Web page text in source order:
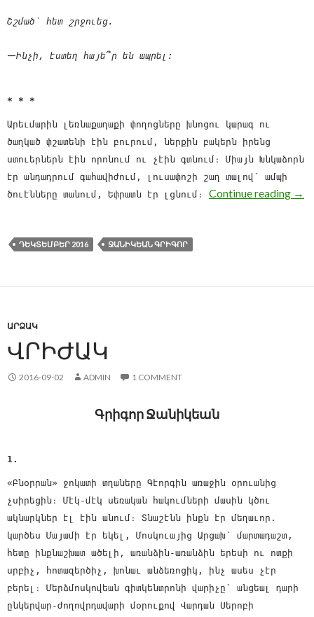
Շշմած՝ հետ շրջուեց.
—Ինչի, էստեղ հայե՞ր են ապրել:
* * *
Արեւմարին լեռնաքաղաքի փողոցները խնոցու կարագ ու
ծաղկած փշատենի էին բուրում, ներքին բակերն իրենց
ստուերներն էին որոնում ու չէին գտնում։ Միայն Խնկաձորն
էր անդադրում գահավիժում, լուսափոշի շաղ տալով՝ ամպի
ծուէնները տանում, Եփրատն էր լցնում։ Continue reading →
ԴԵԿՏԵՄԲԵՐ 2016 ՋԱՆԻԿԵԱՆ ԳՐԻԳՈՐ
ԱՐՁԱԿ
ՎՐԻԺԱԿ
2016-09-02 ADMIN 1 COMMENT
Գրիգոր Ջանիկեան
1.
«Բնօրրան» ջոկատի տղաները Գէորգին առաջին օրուանից
չսիրեցին։ Մէկ-մէկ սեռական հակումների մասին կծու
ակնարկներ էլ էին անում։ Տնաշէնն ինքն էր մեղաւոր.
կարծես Մայամի էր եկել, Մոսկուայից Արցախ՝ մարտադաշտ,
հետը ինքնաշխատ ածելի, առանձին-առանձին երեսի ու ոտքի
սրբիչ, հոտազերծիչ, խոնաւ անձեռոցիկ, ինչ ասես չէր
բերել։ Մերձմոսկովեան գիտկենտրոնի վարիչը՝ անցեալ դարի
ընկերվար-ժողովրդավարի մօրուքով Վարդան Սերոբի